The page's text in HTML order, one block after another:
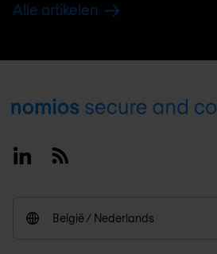
Alle artikelen
Footer
LinkedinRSS
België / Nederlands